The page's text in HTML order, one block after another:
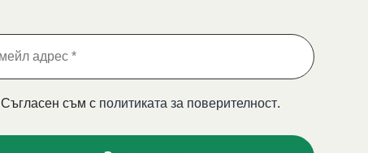
Съгласен съм с политиката за поверителност.